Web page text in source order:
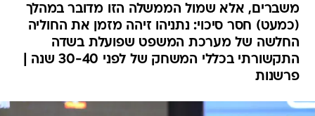
משברים, אלא שמול הממשלה הזו מדובר במהלך
(כמעט) חסר סיכוי: נתניהו זיהה מזמן את החוליה
החלשה של מערכת המשפט שפועלת בשדה
התקשורתי בכללי המשחק של לפני 30-40 שנה |
פרשנות